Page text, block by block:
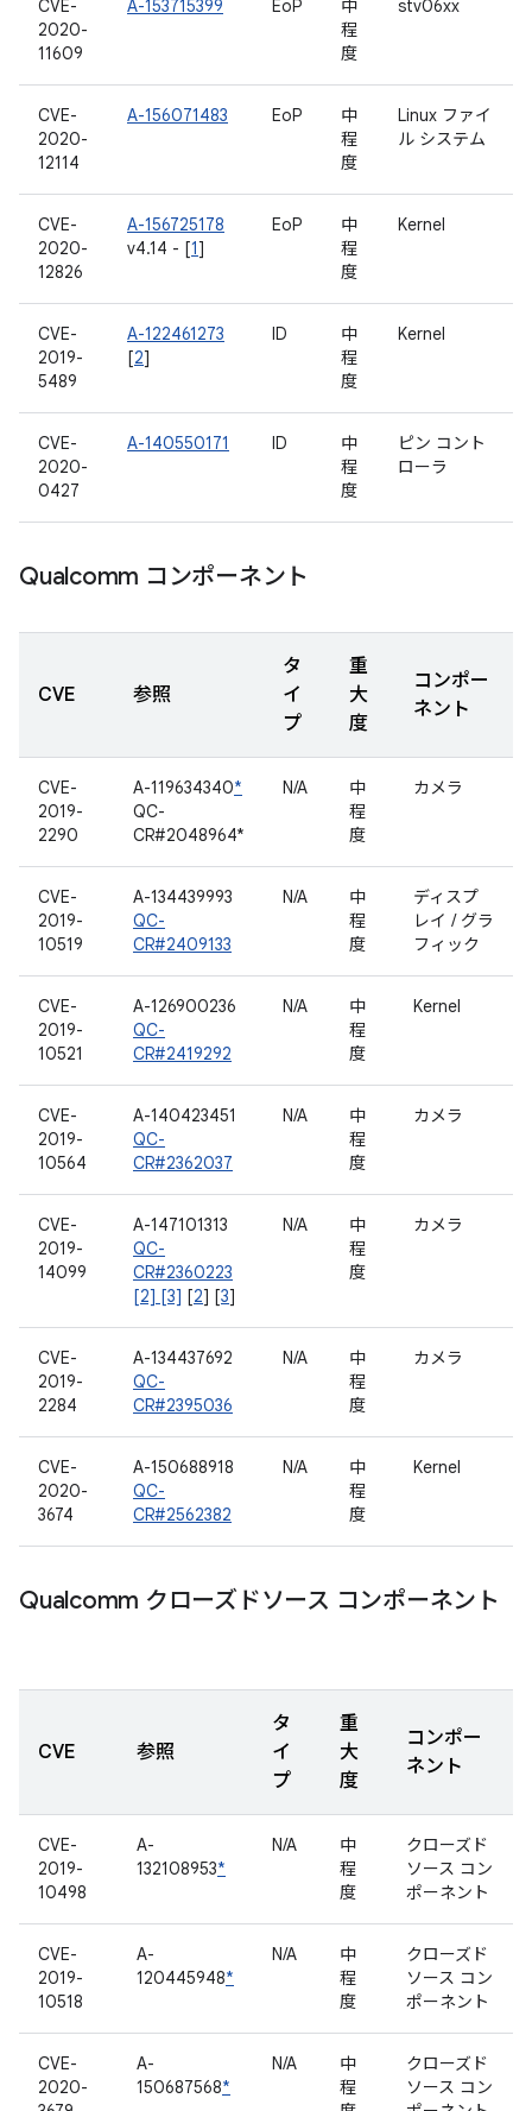
CVE-
2020-
11609
A-153715399 EoP
中
程
度
stv06xx
CVE-
2020-
12114
A-156071483 EoP
中
程
度
Linux ファイ
ル システム
CVE-
2020-
12826
A-156725178
v4.14 - [1]
EoP
中
程
度
Kernel
CVE-
2019-
5489
A-122461273
[2]
ID
中
程
度
Kernel
CVE-
2020-
0427
A-140550171 ID
中
程
度
ピン コント
ローラ
Qualcomm コンポーネント
CVE 参照
タ
イ
プ
重
大
度
コンポー
ネント
CVE-
2019-
2290
A-119634340*
QC-
CR#2048964*
N/A
中
程
度
カメラ
CVE-
2019-
10519
A-134439993
QC-
CR#2409133
N/A
中
程
度
ディスプ
レイ / グラ
フィック
CVE-
2019-
10521
A-126900236
QC-
CR#2419292
N/A
中
程
度
Kernel
CVE-
2019-
10564
A-140423451
QC-
CR#2362037
N/A
中
程
度
カメラ
CVE-
2019-
14099
A-147101313
QC-
CR#2360223
[2] [3] [2] [3]
N/A
中
程
度
カメラ
CVE-
2019-
2284
A-134437692
QC-
CR#2395036
N/A
中
程
度
カメラ
CVE-
2020-
3674
A-150688918
QC-
CR#2562382
N/A
中
程
度
Kernel
Qualcomm クローズドソース コンポーネント
CVE 参照
タ
イ
プ
重
大
度
コンポー
ネント
CVE-
2019-
10498
A-
132108953*
N/A
中
程
度
クローズド
ソース コン
ポーネント
CVE-
2019-
10518
A-
120445948*
N/A
中
程
度
クローズド
ソース コン
ポーネント
CVE-
2020-
A-
150687568*
N/A
中
程
クローズド
ソース コン